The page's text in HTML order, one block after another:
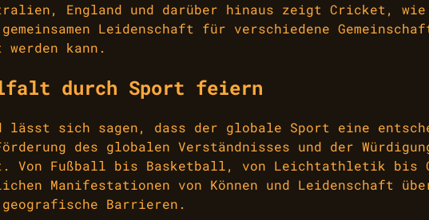
England und darüber hinaus zeigt Cricket,
Leidenschaft für verschiedene
werden kann.
durch Sport feiern
lässt sich sagen, dass der globale Sport eine
des globalen Verständnisses und der
Fußball bis Basketball, von Leichtathletik bis
Manifestationen von Können und Leidenschaft
Barrieren.